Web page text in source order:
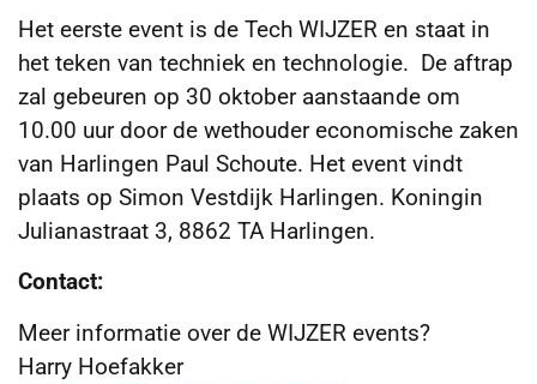
Het eerste event is de Tech WIJZER en staat in
het teken van techniek en technologie. De aftrap
zal gebeuren op 30 oktober aanstaande om
10.00 uur door de wethouder economische zaken
van Harlingen Paul Schoute. Het event vindt
plaats op Simon Vestdijk Harlingen. Koningin
Julianastraat 3, 8862 TA Harlingen.
Contact:
Meer informatie over de WIJZER events?
Harry Hoefakker